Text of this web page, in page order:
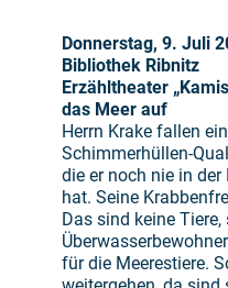
Donnerstag, 9. Juli
Bibliothek Ribnitz
Erzähltheater
das Meer auf
Herrn Krake fallen
Schimmerhüllen-
die er noch nie in
hat. Seine
Das sind keine
für die Meerestiere.